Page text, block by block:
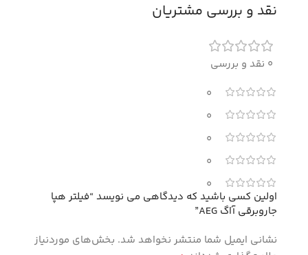
نقد و بررسی مشتریان
0 نقد و بررسی
0
0
0
0
0
اولین کسی باشید که دیدگاهی می نویسد “فیلتر هپا
جاروبرقی آاگ AEG”
نشانی ایمیل شما منتشر نخواهد شد. بخش‌های موردنیاز